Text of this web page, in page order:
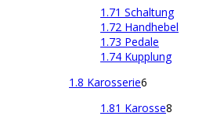
1.71 Schaltung
1.72 Handhebel
1.73 Pedale
1.74 Kupplung
1.8 Karosserie6
1.81 Karosse8